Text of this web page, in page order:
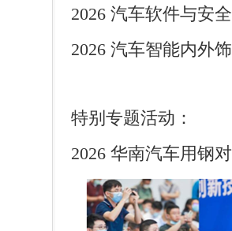
2026 汽车软件与安
2026 汽车智能内外
特别专题活动：
2026 华南汽车用钢